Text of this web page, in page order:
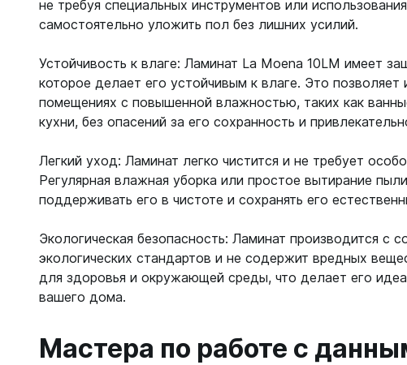
не требуя специальных инструментов или
самостоятельно уложить пол без лишних усилий.
Устойчивость к влаге: Ламинат La Moena 10LM имеет
которое делает его устойчивым к влаге. Это позволяет
помещениях с повышенной влажностью, таких как
кухни, без опасений за его сохранность и
Легкий уход: Ламинат легко чистится и не требует
Регулярная влажная уборка или простое вытирание
поддерживать его в чистоте и сохранять его
Экологическая безопасность: Ламинат производится с
экологических стандартов и не содержит вредных
для здоровья и окружающей среды, что делает его
вашего дома.
Мастера по работе с